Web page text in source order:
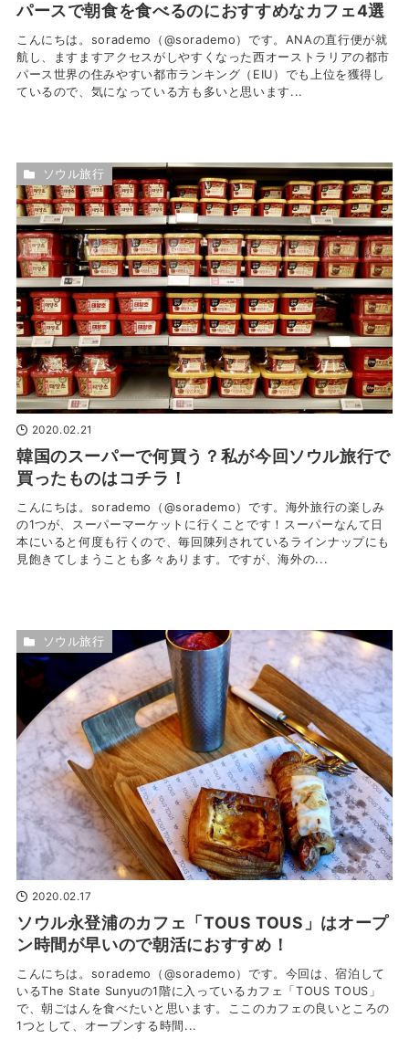
パースで朝食を食べるのにおすすめなカフェ4選
こんにちは。sorademo（@sorademo）です。ANAの直行便が就
航し、ますますアクセスがしやすくなった西オーストラリアの都市
パース世界の住みやすい都市ランキング（EIU）でも上位を獲得し
ているので、気になっている方も多いと思います...
2020.02.21
韓国のスーパーで何買う？私が今回ソウル旅行で
買ったものはコチラ！
こんにちは。sorademo（@sorademo）です。海外旅行の楽しみ
の1つが、スーパーマーケットに行くことです！スーパーなんて日
本にいると何度も行くので、毎回陳列されているラインナップにも
見飽きてしまうことも多々あります。ですが、海外の...
ソウル旅行
2020.02.17
ソウル永登浦のカフェ「TOUS TOUS」はオープ
ン時間が早いので朝活におすすめ！
こんにちは。sorademo（@sorademo）です。今回は、宿泊して
いるThe State Sunyuの1階に入っているカフェ「TOUS TOUS」
で、朝ごはんを食べたいと思います。ここのカフェの良いところの
1つとして、オープンする時間...
ソウル旅行